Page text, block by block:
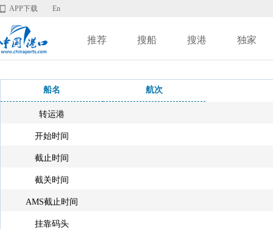
APP下载 En
推荐 搜船 搜港 独家
船名 航次
转运港
开始时间
截止时间
截关时间
AMS截止时间
挂靠码头